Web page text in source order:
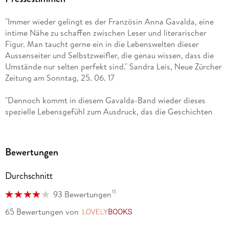
"Immer wieder gelingt es der Französin Anna Gavalda, eine
intime Nähe zu schaffen zwischen Leser und literarischer
Figur. Man taucht gerne ein in die Lebenswelten dieser
Aussenseiter und Selbstzweifler, die genau wissen, dass die
Umstände nur selten perfekt sind." Sandra Leis, Neue Zürcher
Zeitung am Sonntag, 25. 06. 17
"Dennoch kommt in diesem Gavalda-Band wieder dieses
spezielle Lebensgefühl zum Ausdruck, das die Geschichten
Sehnsucht nach Sinn`; zwischen Smartphone-Seligkeit,
wahre Leben` spiele sich woanders ab: im privaten Glück, auf
dem Land, in der Langsamkeit." Dirk Fuhrig, Deutschlandfunk
"Buchkritik", 10. 06. 17
Bewertungen
Durchschnitt
93 Bewertungen15
65 Bewertungen von